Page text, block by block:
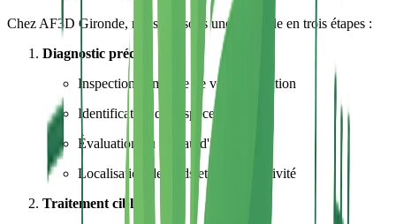
Chez AF3D Gironde, nous utilisons une méthode en trois étapes :
Diagnostic précis
Inspection complète de votre habitation
Identification de l'espèce de cafard
Évaluation du niveau d'infestation
Localisation des nids et zones d'activité
Traitement ciblé